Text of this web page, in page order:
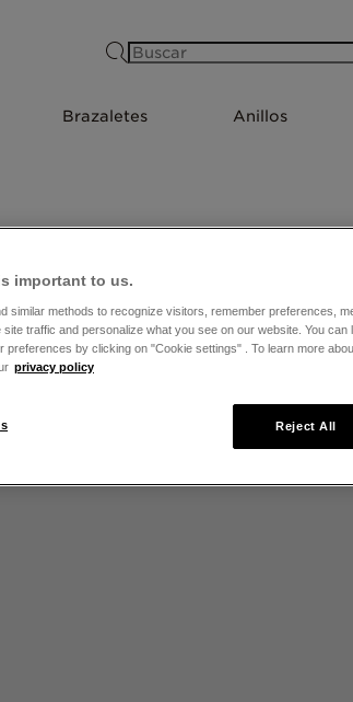
Brazaletes Anillos
TIENDAS EN SAN JUAN
important to us.
similar methods to recognize visitors, remember preferences,
traffic and personalize what you see on our website. You
preferences by clicking on "Cookie settings" . To learn more
privacy policy
Reject All